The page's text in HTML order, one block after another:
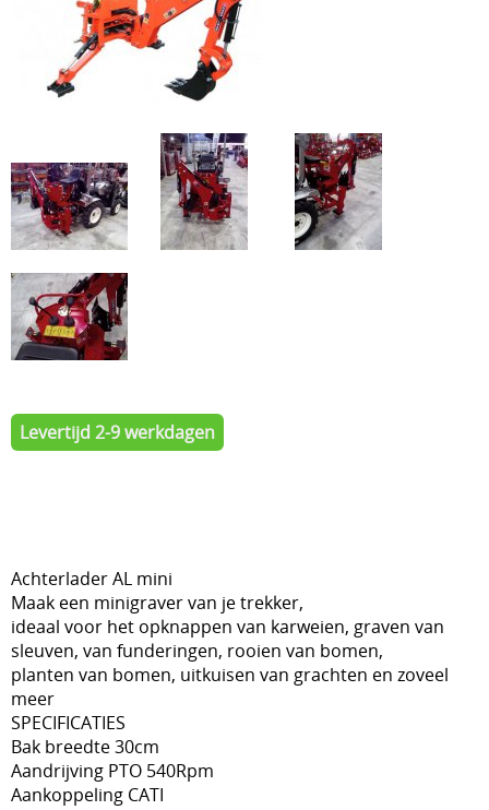
Specifiek materiaal en actieproducten
Onze Repairshop Diensten
Levertijd 2-9 werkdagen
Achterlader AL mini
Maak een minigraver van je trekker,
ideaal voor het opknappen van karweien, graven van
sleuven, van funderingen, rooien van bomen,
planten van bomen, uitkuisen van grachten en zoveel
meer
SPECIFICATIES
Bak breedte 30cm
Aandrijving PTO 540Rpm
Aankoppeling CATI